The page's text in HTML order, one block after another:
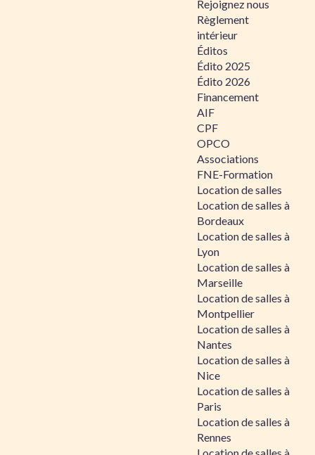
Rejoignez nous
Règlement
intérieur
Éditos
Édito 2025
Édito 2026
Financement
AIF
CPF
OPCO
Associations
FNE-Formation
Location de salles
Location de salles à
Bordeaux
Location de salles à
Lyon
Location de salles à
Marseille
Location de salles à
Montpellier
Location de salles à
Nantes
Location de salles à
Nice
Location de salles à
Paris
Location de salles à
Rennes